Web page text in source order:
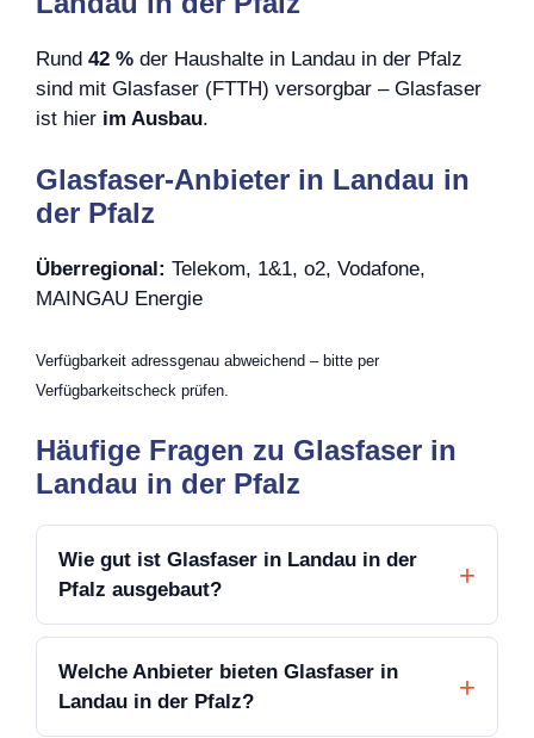
Rund 42 % der Haushalte in Landau in der Pfalz
sind mit Glasfaser (FTTH) versorgbar – Glasfaser
ist hier im Ausbau.
Glasfaser-Anbieter in Landau in
der Pfalz
Überregional: Telekom, 1&1, o2, Vodafone,
MAINGAU Energie
Verfügbarkeit adressgenau abweichend – bitte per
Verfügbarkeitscheck prüfen.
Häufige Fragen zu Glasfaser in
Landau in der Pfalz
Wie gut ist Glasfaser in Landau in der
Pfalz ausgebaut?
Welche Anbieter bieten Glasfaser in
Landau in der Pfalz?